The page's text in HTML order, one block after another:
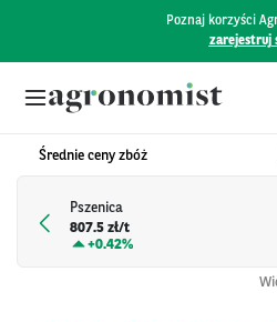
Poznaj korzyści
zarejestruj
Średnie ceny zbóż
Pszenica
807.5 zł/t
+0.42%